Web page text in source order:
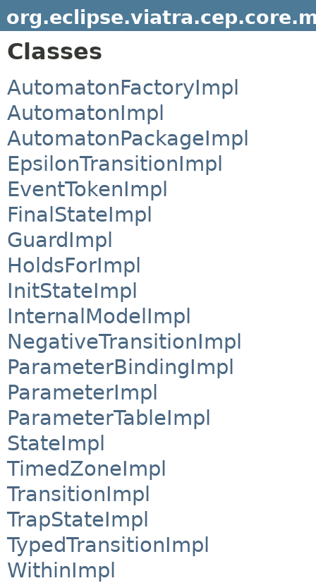
Classes
AutomatonFactoryImpl
AutomatonImpl
AutomatonPackageImpl
EpsilonTransitionImpl
EventTokenImpl
FinalStateImpl
GuardImpl
HoldsForImpl
InitStateImpl
InternalModelImpl
NegativeTransitionImpl
ParameterBindingImpl
ParameterImpl
ParameterTableImpl
StateImpl
TimedZoneImpl
TransitionImpl
TrapStateImpl
TypedTransitionImpl
WithinImpl